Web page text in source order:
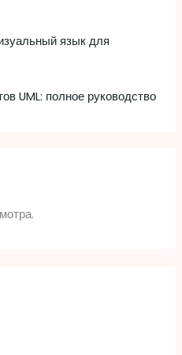
язык для
UML: полное руководство